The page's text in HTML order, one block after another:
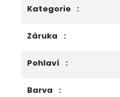
Kategorie :
Záruka :
Pohlaví :
Barva :